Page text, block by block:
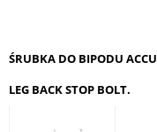
ŚRUBKA DO BIPODU
LEG BACK STOP BOLT.